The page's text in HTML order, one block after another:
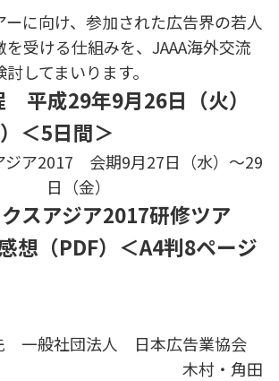
に向け、参加された広告界の若人
受ける仕組みを、JAAA海外交流
してまいります。
平成29年9月26日（火）
＜5日間＞
ジア2017 会期9月27日（水）～29
日（金）
クスアジア2017研修ツア
想（PDF）＜A4判8ページ
一般社団法人 日本広告業協会
木村・角田